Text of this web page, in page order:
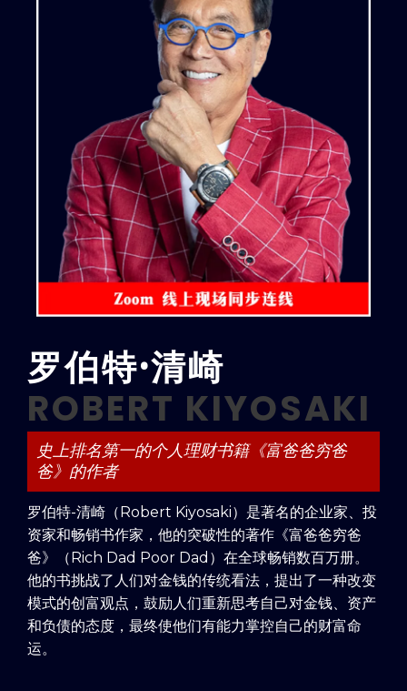
罗伯特·清崎
ROBERT KIYOSAKI
史上排名第一的个人理财书籍《富爸爸穷爸
爸》的作者
罗伯特-清崎（Robert Kiyosaki）是著名的企业家、投
资家和畅销书作家，他的突破性的著作《富爸爸穷爸
爸》（Rich Dad Poor Dad）在全球畅销数百万册。
他的书挑战了人们对金钱的传统看法，提出了一种改变
模式的创富观点，鼓励人们重新思考自己对金钱、资产
和负债的态度，最终使他们有能力掌控自己的财富命
运。